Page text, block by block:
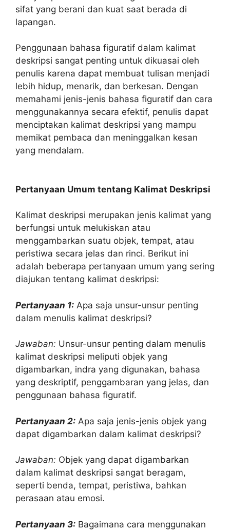
sifat yang berani dan kuat saat berada di
lapangan.
Penggunaan bahasa figuratif dalam kalimat
deskripsi sangat penting untuk dikuasai oleh
penulis karena dapat membuat tulisan menjadi
lebih hidup, menarik, dan berkesan. Dengan
memahami jenis-jenis bahasa figuratif dan cara
menggunakannya secara efektif, penulis dapat
menciptakan kalimat deskripsi yang mampu
memikat pembaca dan meninggalkan kesan
yang mendalam.
Pertanyaan Umum tentang Kalimat Deskripsi
Kalimat deskripsi merupakan jenis kalimat yang
berfungsi untuk melukiskan atau
menggambarkan suatu objek, tempat, atau
peristiwa secara jelas dan rinci. Berikut ini
adalah beberapa pertanyaan umum yang sering
diajukan tentang kalimat deskripsi:
Pertanyaan 1: Apa saja unsur-unsur penting
dalam menulis kalimat deskripsi?
Jawaban: Unsur-unsur penting dalam menulis
kalimat deskripsi meliputi objek yang
digambarkan, indra yang digunakan, bahasa
yang deskriptif, penggambaran yang jelas, dan
penggunaan bahasa figuratif.
Pertanyaan 2: Apa saja jenis-jenis objek yang
dapat digambarkan dalam kalimat deskripsi?
Jawaban: Objek yang dapat digambarkan
dalam kalimat deskripsi sangat beragam,
seperti benda, tempat, peristiwa, bahkan
perasaan atau emosi.
Pertanyaan 3: Bagaimana cara menggunakan